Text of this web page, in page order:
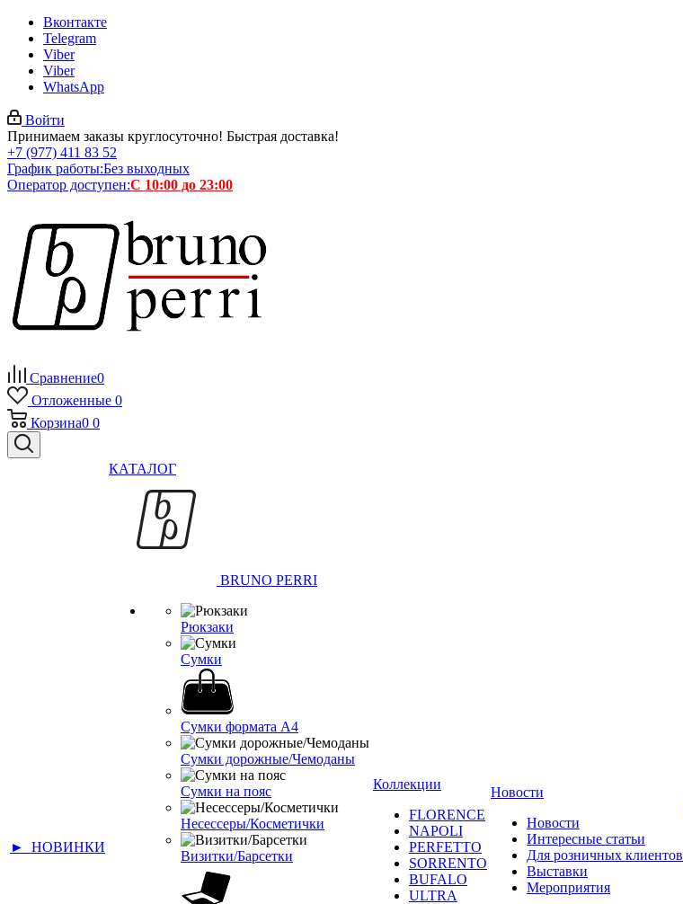
Вконтакте
Telegram
Viber
Viber
WhatsApp
Войти
Принимаем заказы круглосуточно! Быстрая доставка!
+7 (977) 411 83 52
График работы:Без выходных
Оператор доступен:С 10:00 до 23:00
Сравнение0
Отложенные 0
Корзина0 0
► НОВИНКИ
КАТАЛОГ
BRUNO PERRI
Рюкзаки
Сумки
Сумки формата А4
Сумки дорожные/Чемоданы
Сумки на пояс
Несессеры/Косметички
Визитки/Барсетки
Коллекции
FLORENCE
NAPOLI
PERFETTO
SORRENTO
BUFALO
ULTRA
Новости
Новости
Интересные статьи
Для розничных клиентов
Выставки
Мероприятия